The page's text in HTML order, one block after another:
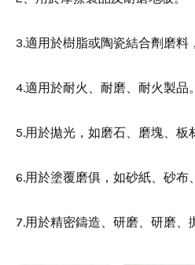
3.適用於樹脂或陶瓷結合劑磨料
4.適用於耐火、耐磨、耐火製品。
5.用於拋光，如磨石、磨塊、板
6.用於塗覆磨俱，如砂紙、砂布
7.用於精密鑄造、研磨、研磨、